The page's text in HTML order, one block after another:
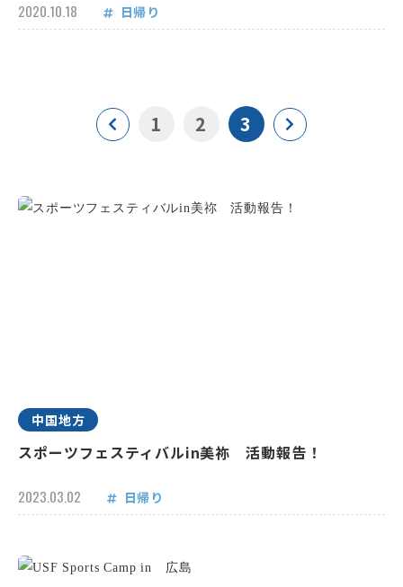
2020.10.18 日帰り
1 2 3
中国地方
スポーツフェスティバルin美祢 活動報告！
2023.03.02 日帰り